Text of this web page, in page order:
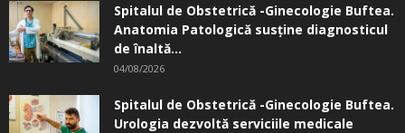
Spitalul de Obstetrică -Ginecologie Buftea.
Anatomia Patologică susţine diagnosticul
de înaltă...
04/08/2026
Spitalul de Obstetrică -Ginecologie Buftea.
Urologia dezvoltă serviciile medicale